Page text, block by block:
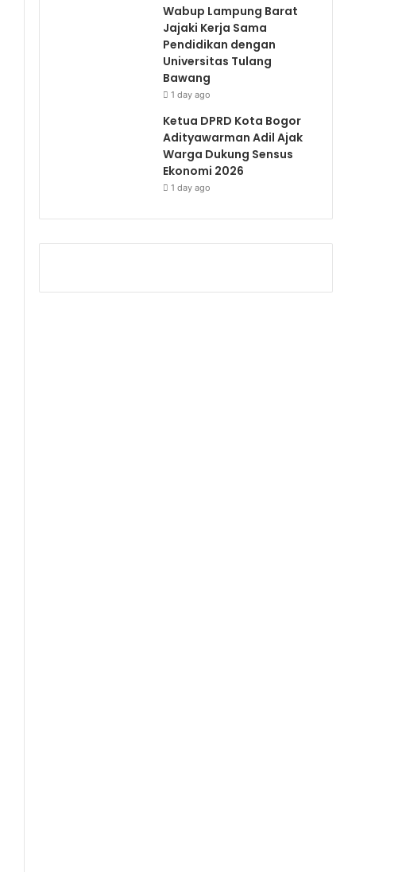
Wabup Lampung Barat
Jajaki Kerja Sama
Pendidikan dengan
Universitas Tulang
Bawang
1 day ago
Ketua DPRD Kota Bogor
Adityawarman Adil Ajak
Warga Dukung Sensus
Ekonomi 2026
1 day ago